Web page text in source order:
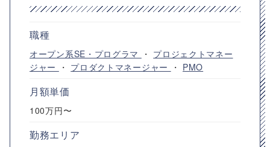
職種
オープン系SE・プログラマ ・ プロジェクトマネー
ジャー
・ プロダクトマネージャー ・ PMO
月額単価
100万円〜
勤務エリア